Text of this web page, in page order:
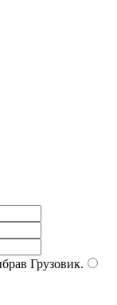
Грузовик.